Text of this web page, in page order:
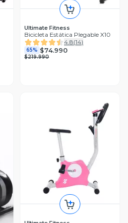
Ultimate Fitness
Bicicleta Estática Plegable X10
4.8(14)
65% $74.990
$219.990